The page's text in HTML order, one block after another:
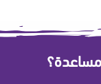
مساعدة؟